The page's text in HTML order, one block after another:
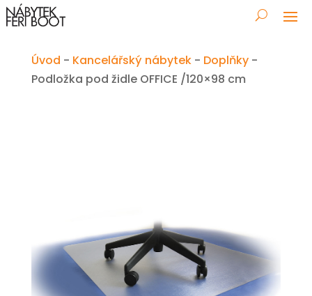
Úvod - Kancelářský nábytek- Doplňky-
Podložka pod židle OFFICE /120×98 cm